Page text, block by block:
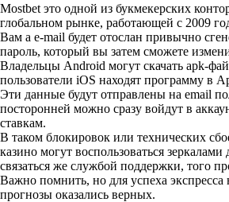
Mostbet это одной из букмекерских
глобальном рынке, работающей с 2009
Вам а e-mail будет отослан привычно
пароль, который вы затем сможете
Владельцы Android могут скачать apk-
пользователи iOS находят программу в
Эти данные будут отправлены на email
посторонней можно сразу войдут в
ставкам.
В таком блокировок или технических
казино могут воспользоваться
связаться же службой поддержки, того
Важно помнить, но для успеха экспресса
прогнозы оказались верных.